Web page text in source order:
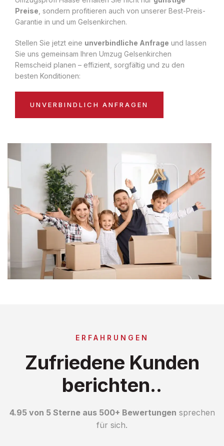
Preise , sondern profitieren auch von unserer Best-Preis-
Garantie in und um Gelsenkirchen.
Stellen Sie jetzt eine unverbindliche Anfrage und lassen
Sie uns gemeinsam Ihren Umzug Gelsenkirchen
Remscheid planen – effizient, sorgfältig und zu den
besten Konditionen:
UNVERBINDLICH ANFRAGEN
ERFAHRUNGEN
Zufriedene Kunden
berichten..
4.95 von 5 Sterne aus 500+ Bewertungen sprechen
für sich.